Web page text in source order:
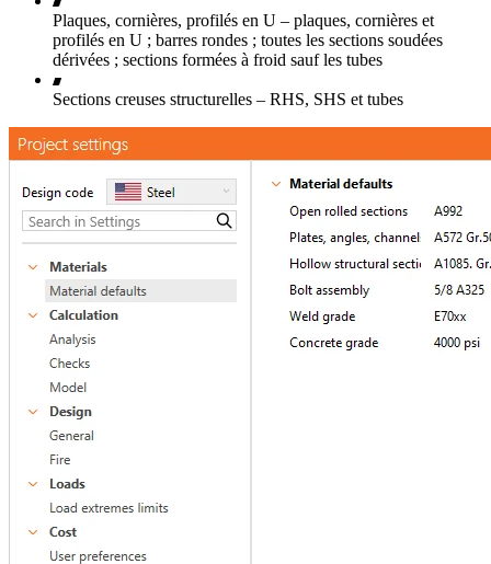
Plaques, cornières, profilés en U – plaques, cornières et
profilés en U ; barres rondes ; toutes les sections soudées
dérivées ; sections formées à froid sauf les tubes
Sections creuses structurelles – RHS, SHS et tubes